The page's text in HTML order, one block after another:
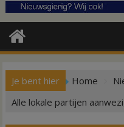
Je bent hier Home
Alle lokale partijen